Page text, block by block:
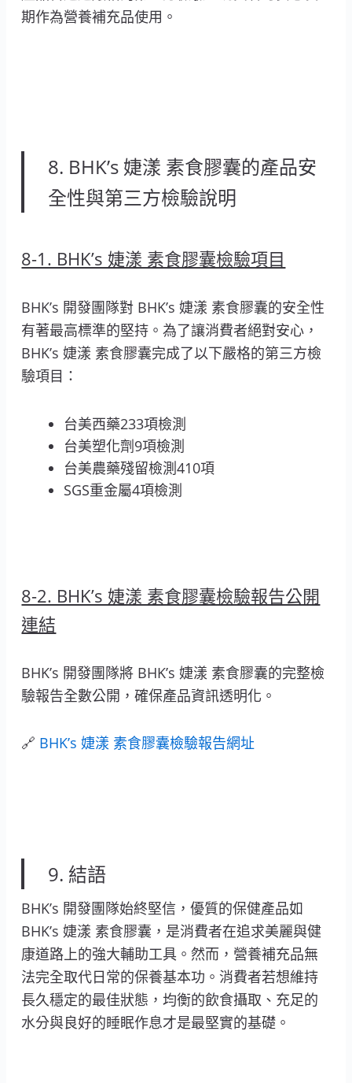
期作為營養補充品使用。
8. BHK’s 婕漾 素食膠囊的產品安
全性與第三方檢驗說明
8-1. BHK’s 婕漾 素食膠囊檢驗項目
BHK’s 開發團隊對 BHK’s 婕漾 素食膠囊的安全性
有著最高標準的堅持。為了讓消費者絕對安心，
BHK’s 婕漾 素食膠囊完成了以下嚴格的第三方檢
驗項目：
台美西藥233項檢測
台美塑化劑9項檢測
台美農藥殘留檢測410項
SGS重金屬4項檢測
8-2. BHK’s 婕漾 素食膠囊檢驗報告公開
連結
BHK’s 開發團隊將 BHK’s 婕漾 素食膠囊的完整檢
驗報告全數公開，確保產品資訊透明化。
🔗 BHK’s 婕漾 素食膠囊檢驗報告網址
9. 結語
BHK’s 開發團隊始終堅信，優質的保健產品如
BHK’s 婕漾 素食膠囊，是消費者在追求美麗與健
康道路上的強大輔助工具。然而，營養補充品無
法完全取代日常的保養基本功。消費者若想維持
長久穩定的最佳狀態，均衡的飲食攝取、充足的
水分與良好的睡眠作息才是最堅實的基礎。